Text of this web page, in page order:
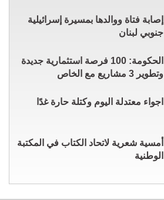
إصابة فتاة ووالدها بمسيرة إسرائيلية
جنوبي لبنان
الحكومة: 100 فرصة استثمارية جديدة
وتطوير 3 مشاريع مع الخاص
اجواء معتدلة اليوم وكتلة حارة غدًا
أمسية شعرية لاتحاد الكتاب في المكتبة
الوطنية